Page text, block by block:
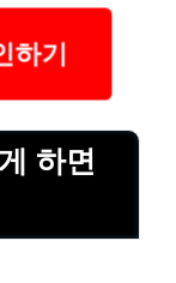
하기
하면